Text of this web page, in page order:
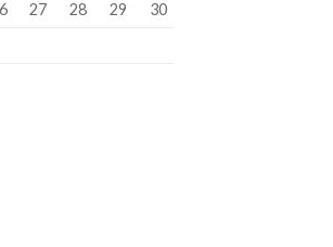
27 28 29
30